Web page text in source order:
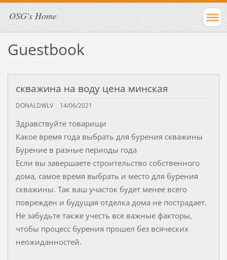
OSG's Home
Guestbook
скважина на воду цена минская
DONALDWLV 14/06/2021
Здравствуйте товарищи
Какое время года выбрать для бурения скважины
Бурение в разные периоды года
Если вы завершаете строительство собственного
дома, самое время выбрать и место для бурения
скважины. Так ваш участок будет менее всего
поврежден и будущая отделка дома не пострадает.
Не забудьте также учесть все важные факторы,
чтобы процесс бурения прошел без всяческих
неожиданностей.